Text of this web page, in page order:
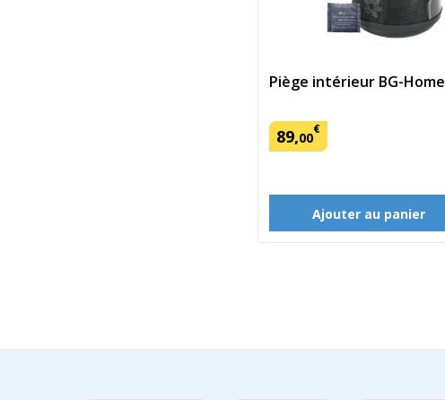
Piège intérieur BG-Home
89,00
€
Ajouter au panier